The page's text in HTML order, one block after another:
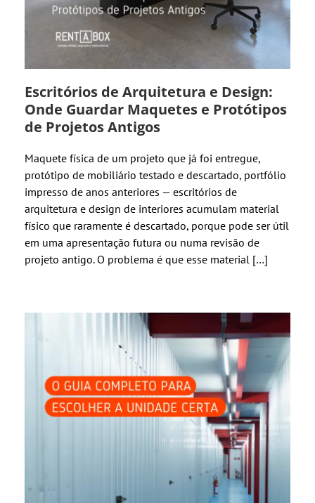
Escritórios de Arquitetura e Design:
Onde Guardar Maquetes e Protótipos
de Projetos Antigos
Maquete física de um projeto que já foi entregue,
protótipo de mobiliário testado e descartado, portfólio
impresso de anos anteriores — escritórios de
arquitetura e design de interiores acumulam material
físico que raramente é descartado, porque pode ser útil
em uma apresentação futura ou numa revisão de
projeto antigo. O problema é que esse material […]